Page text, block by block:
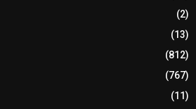
(2)
(13)
(812)
(767)
(11)